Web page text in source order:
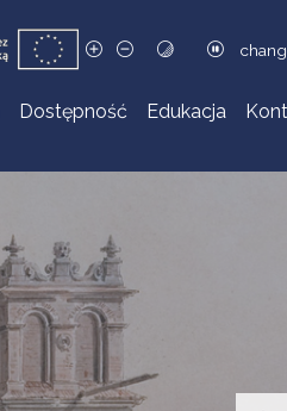
Dostępność Edukacja